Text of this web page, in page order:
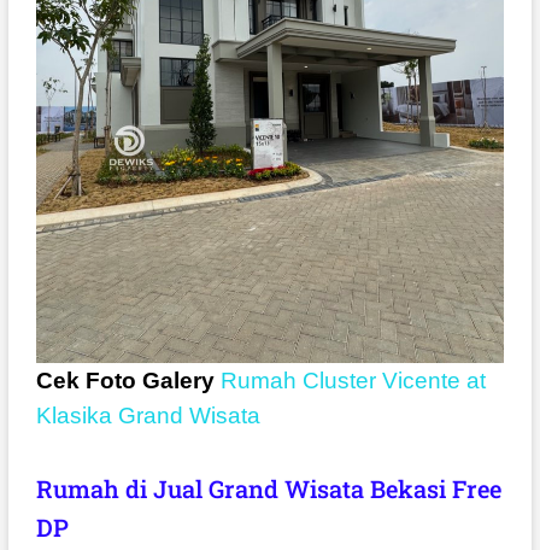
Cek Foto Galery Rumah Cluster Vicente at
Klasika Grand Wisata
Rumah di Jual Grand Wisata Bekasi Free
DP